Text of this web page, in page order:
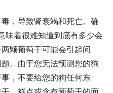
，导致肾衰竭和死亡。确
味着很难知道到底有多少会
颗葡萄干可能会引起问
。由于您无法预测您的狗
，不要给您的狗任何东